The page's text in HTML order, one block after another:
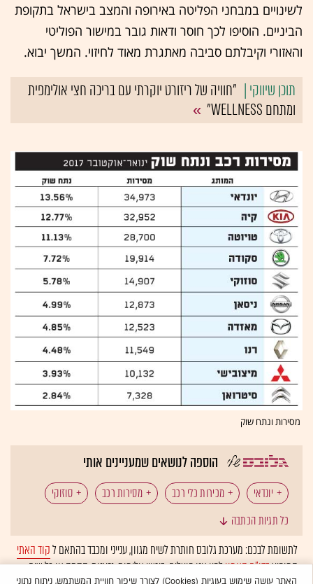
לשינויים במבחני הפליטה באירופה והמצב בישראל בתקופת
הביניים. הוסיפו לכך חוסר ודאות גובר במישור הפוליטי
והאזורי וקיבלתם סביבה מאתגרת מאוד לחיזוי. המשך יבוא.
"חוויה של ריזורט יוקרתי עם בריכה חצי אולימפית
ומתחם WELLNESS"
מסירות ונתח שוק
הוספה לנושאים שמעניינים אותי
יונדאי מכירות כלי רכב מסירות רכב סוזוקי
כל תגיות הכתבה
לתשומת לבכם: מערכת גלובס חותרת לשיח מגוון, ענייני ומכבד בהתאם לקוד האתי
המופיעבדו"ח האמוןלפיו אנו פועלים. ביטויי אלימות, גזענות, הסתה או כל שיח
האתר עושה שימוש בעוגיות (Cookies) לצורך שיפור חוויית המשתמש, ניתוח נתוני